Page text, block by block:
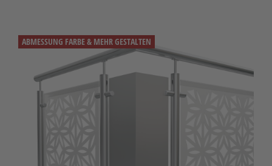
ABMESSUNG FARBE & MEHR GESTALTEN